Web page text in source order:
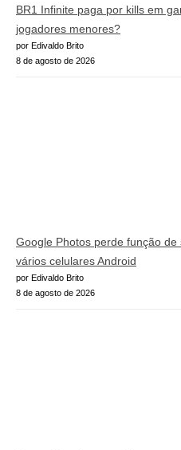
BR1 Infinite paga por kills em
jogadores menores?
por Edivaldo Brito
8 de agosto de 2026
Google Photos perde função
vários celulares Android
por Edivaldo Brito
8 de agosto de 2026